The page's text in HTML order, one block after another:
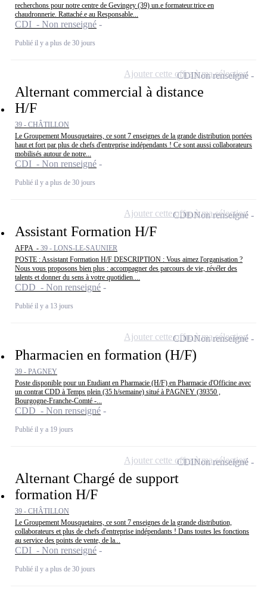
recherchons pour notre centre de Gevingey (39) un.e formateur.trice en
chaudronnerie. Rattaché.e au Responsable...
CDI - Non renseigné
Publié il y a plus de 30 jours
Alternant commercial à distance
H/F
39 - CHÂTILLON
Le Groupement Mousquetaires, ce sont 7 enseignes de la grande distribution portées
haut et fort par plus de chefs d'entreprise indépendants ! Ce sont aussi collaborateurs
mobilisés autour de notre...
CDI - Non renseigné
Publié il y a plus de 30 jours
CDINon renseigné
Ajouter cette offre à ma sélection
Assistant Formation H/F
AFPA - 39 - LONS-LE-SAUNIER
POSTE : Assistant Formation H/F DESCRIPTION : Vous aimez l'organisation ?
Nous vous proposons bien plus : accompagner des parcours de vie, révéler des
talents et donner du sens à votre quotidien....
CDD - Non renseigné
Publié il y a 13 jours
CDDNon renseigné
Ajouter cette offre à ma sélection
Pharmacien en formation (H/F)
39 - PAGNEY
Poste disponible pour un Etudiant en Pharmacie (H/F) en Pharmacie d'Officine avec
un contrat CDD à Temps plein (35 h/semaine) situé à PAGNEY (39350 ,
Bourgogne-Franche-Comté -...
CDD - Non renseigné
Publié il y a 19 jours
CDDNon renseigné
Ajouter cette offre à ma sélection
Alternant Chargé de support
formation H/F
39 - CHÂTILLON
Le Groupement Mousquetaires, ce sont 7 enseignes de la grande distribution,
collaborateurs et plus de chefs d'entreprise indépendants ! Dans toutes les fonctions
au service des points de vente, de la...
CDI - Non renseigné
Publié il y a plus de 30 jours
CDINon renseigné
Ajouter cette offre à ma sélection